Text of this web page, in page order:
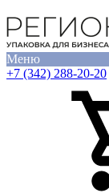
Меню
+7 (342) 288-20-20